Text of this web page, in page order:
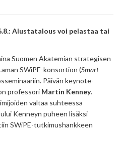
Alustatalous voi pelastaa tai
Suomen Akatemian strategisen
SWiPE-konsortion (Smart
Päivän keynote-
professori Martin Kenney.
valtaa suhteessa
Kenneyn puheen lisäksi
SWiPE-tutkimushankkeen